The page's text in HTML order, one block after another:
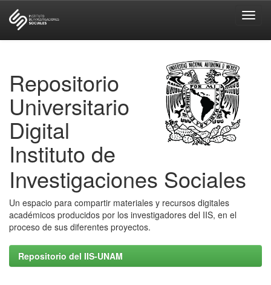
Repositorio
Universitario
Digital
Instituto de
Investigaciones Sociales
Un espacio para compartir materiales y recursos digitales
académicos producidos por los investigadores del IIS, en el
proceso de sus diferentes proyectos.
Repositorio del IIS-UNAM